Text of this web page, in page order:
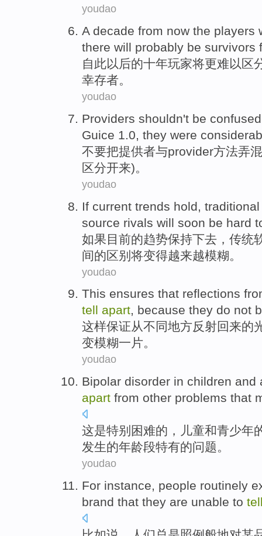
youdao
A decade from now the players
there will probably be survivors
自此以后的十年玩家将更难以 区
幸存者。
youdao
Providers shouldn't be confused
Guice 1.0, they were
不要把提供者与provider方法弄
区分开来)。
youdao
If current trends hold traditional
source rivals will soon be hard
如果目前的趋势保持下去 ， 传统
间的区别 将变得越来越模糊。
youdao
This ensures that reflections
tell apart, because they do not
这样保证从不同地方反射回来的
变模糊一片。
youdao
Bipolar disorder in children and
apart from other problems that
这是特别困难的， 儿童和青少年
发生的年龄段特有的问题。
youdao
For instance, people routinely
brand that they are unable to